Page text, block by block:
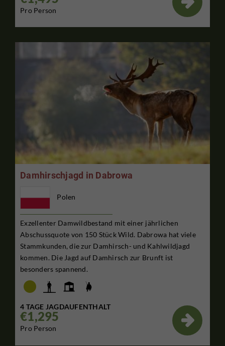
Pro Person
Damhirschjagd in Dabrowa
Polen
Exzellenter Damwildbestand mit einer jährlichen
Abschussquote von 150 Stück Wild. Dabrowa hat viele
Stammkunden, die zur Damhirsch- und Kahlwildjagd
kommen. Die Jagd auf Damhirsch zur Brunft ist
besonders spannend.
4 TAGE JAGDAUFENTHALT
€1,295
Pro Person
